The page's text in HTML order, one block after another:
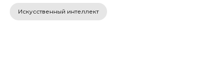
Искусственный интеллект